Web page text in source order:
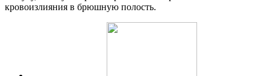
кровоизлияния в брюшную полость.